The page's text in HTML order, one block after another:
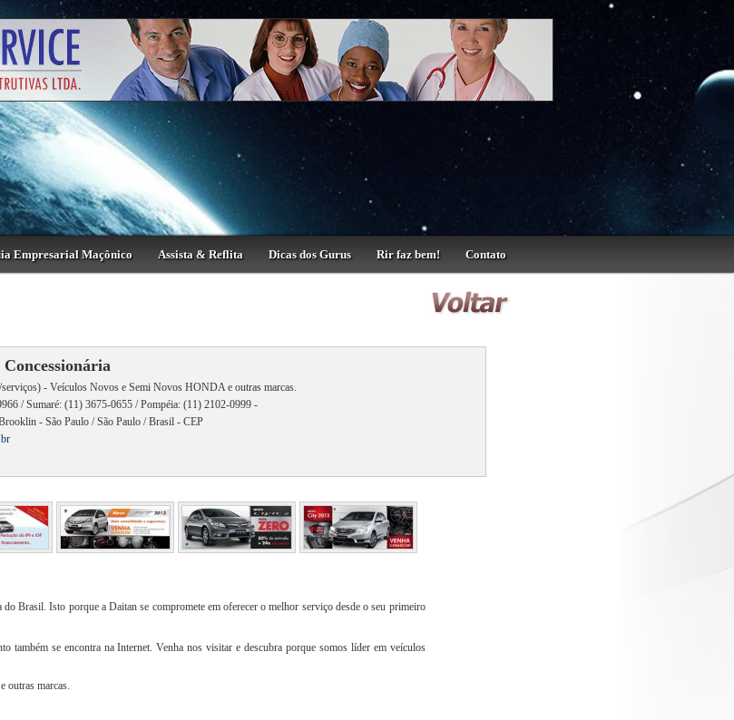
Empresarial Maçônico Assista & Reflita Dicas dos Gurus Rir faz bem! Contato
- Veículos Novos e Semi Novos HONDA e outras marcas.
/ Sumaré: (11) 3675-0655 / Pompéia: (11) 2102-0999 -
- São Paulo / São Paulo / Brasil - CEP
Brasil. Isto porque a Daitan se compromete em oferecer o melhor serviço desde o seu primeiro
também se encontra na Internet. Venha nos visitar e descubra porque somos líder em veículos
outras marcas.